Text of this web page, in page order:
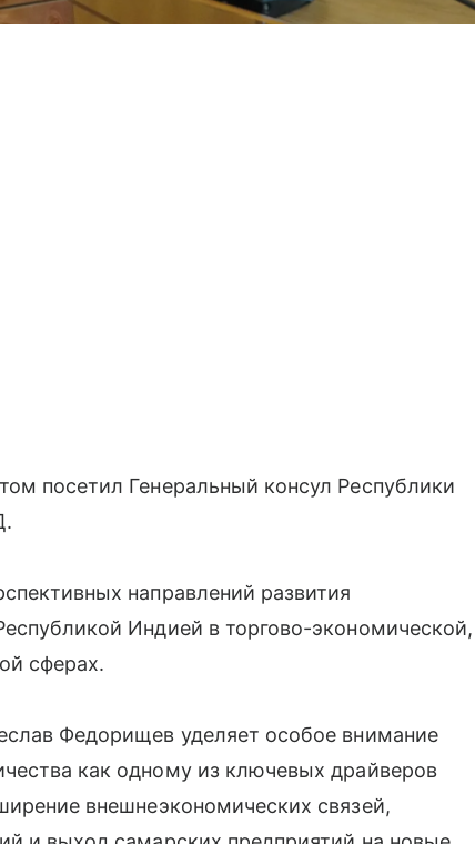
посетил Генеральный консул Республики
направлений развития
Индией в торгово-экономической,
сферах.
Федорищев уделяет особое внимание
как одному из ключевых драйверов
внешнеэкономических связей,